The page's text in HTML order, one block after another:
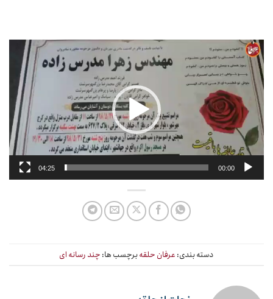
نمایشگر
ویدیو
00:00
04:25
دسته بندی: عرفان حلقهبرچسب ها: چند رسانه ای